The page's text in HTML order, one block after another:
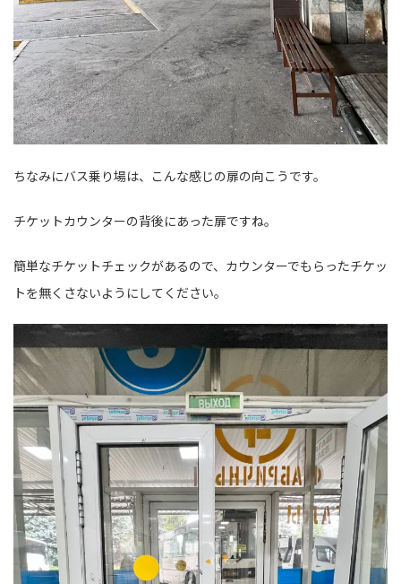
ちなみにバス乗り場は、こんな感じの扉の向こうです。
チケットカウンターの背後にあった扉ですね。
簡単なチケットチェックがあるので、カウンターでもらったチケッ
トを無くさないようにしてください。